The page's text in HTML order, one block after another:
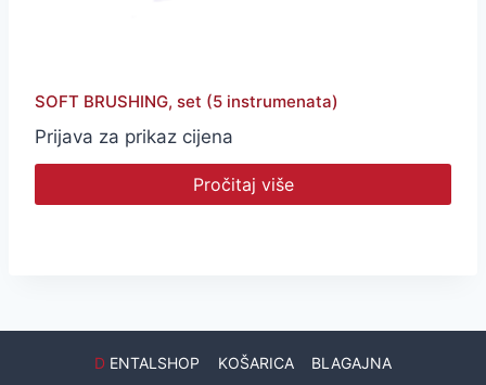
SOFT BRUSHING, set (5 instrumenata)
Prijava za prikaz cijena
Pročitaj više
D ENTALSHOP KOŠARICA BLAGAJNA